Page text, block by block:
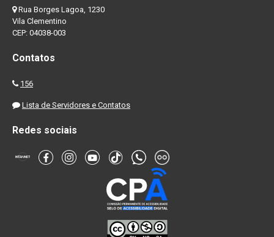
Rua Borges Lagoa, 1230
Vila Clementino
CEP: 04038-003
Contatos
156
Lista de Servidores e Contatos
Redes sociais